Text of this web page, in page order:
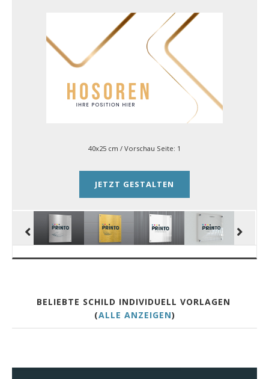
40x25 cm / Vorschau Seite: 1
JETZT GESTALTEN
BELIEBTE SCHILD INDIVIDUELL VORLAGEN
(ALLE ANZEIGEN)